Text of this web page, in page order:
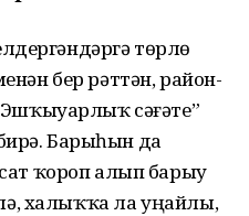
төрлө
бер рәттән, район-
сәғәте”
бирә. Барыһын да
ҡороп алып барыу
халыҡҡа ла уңайлы,